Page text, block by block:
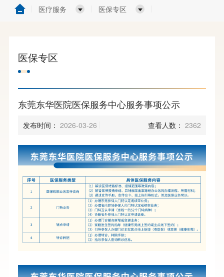
医疗服务 医保专区
医保专区
东莞东华医院医保服务中心服务事项公示
发布时间： 2026-03-26 查看人数： 2362